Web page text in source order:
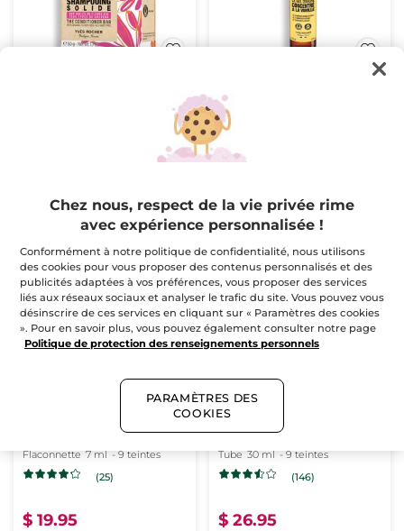
AJOUTER AU
PANIER
concentré à la vanille
Flacon
1 acheté, 2e à -40%
AJOUTER AU
PANIER
Grand Rouge L’élixir -
105 Rose somptueux
mat
Flaconnette 7 ml - 9 teintes
(25)
$ 19.95
DERNIÈRE
CHANCE !
Fond de Teint Matifiant
Tube 30 ml - 9 teintes
(146)
$ 26.95
Chez nous, respect de la vie privée rime
avec expérience personnalisée !
Conformément à notre politique de confidentialité, nous utilisons
des cookies pour vous proposer des contenus personnalisés et des
publicités adaptées à vos préférences, vous proposer des services
liés aux réseaux sociaux et analyser le trafic du site. Vous pouvez vous
désinscrire de ces services en cliquant sur « Paramètres des cookies
». Pour en savoir plus, vous pouvez également consulter notre page
Politique de protection des renseignements personnels
PARAMÈTRES DES
COOKIES